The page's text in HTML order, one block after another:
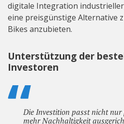
digitale Integration
eine preisgünstige Alternative
Bikes anzubieten.
Unterstützung der
Investoren
Die Investition passt nicht
mehr Nachhaltigkeit